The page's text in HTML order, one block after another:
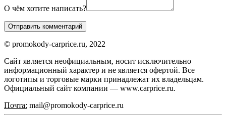
О чём хотите написать?
© promokody-carprice.ru, 2022
Сайт является неофициальным, носит исключительно
информационный характер и не является офертой. Все
логотипы и торговые марки принадлежат их владельцам.
Официальный сайт компании — www.carprice.ru.
Почта: mail@promokody-carprice.ru